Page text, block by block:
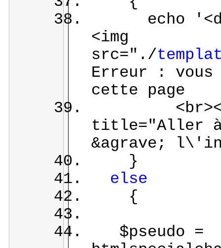
echo
<img
src="./
Erreur : vous
cette page
<br><a
title="Aller à
&agrave;
}
else
{
$pseudo =